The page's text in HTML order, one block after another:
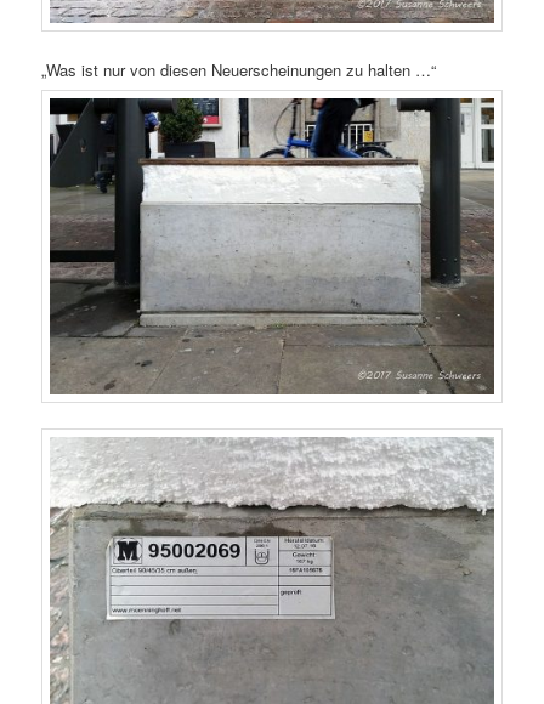
„Was ist nur von diesen Neuerscheinungen zu halten …“